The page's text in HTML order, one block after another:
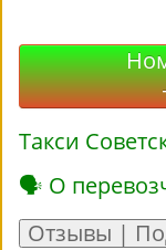
Такси
🗣 О
Отзывы |